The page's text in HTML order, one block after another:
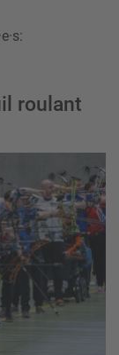
roulant